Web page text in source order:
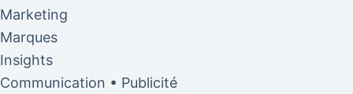
Marketing
Marques
Insights
Communication • Publicité